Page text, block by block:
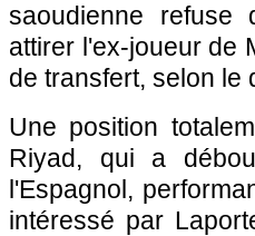
saoudienne refuse
attirer l'ex-joueur de
de transfert, selon le
Une position
Riyad, qui a
l'Espagnol,
intéressé par